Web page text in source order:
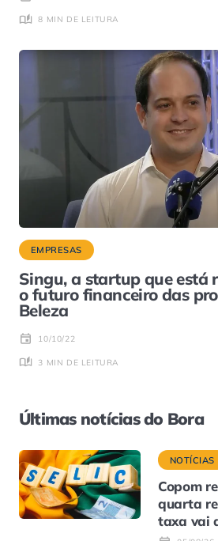
8 MIN DE LEITURA
EMPRESAS
Singu, a startup que está
o futuro financeiro das
Beleza
10/10/22
3 MIN DE LEITURA
Últimas notícias do Bora
NOTÍCIAS
Copom
quarta
taxa vai